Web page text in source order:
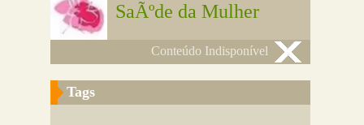
SaÃºde da Mulher
Conteúdo Indisponível
Tags